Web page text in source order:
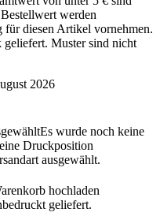
werden
für diesen Artikel vornehmen.
Muster sind nicht
2026
Es wurde noch keine
Druckposition
ausgewählt.
hochladen
geliefert.